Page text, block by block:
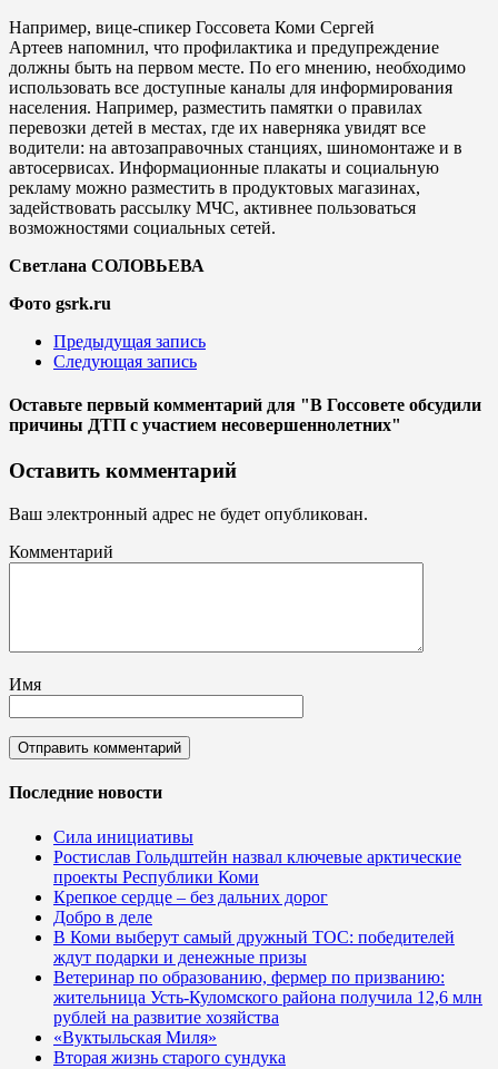
Например, вице-спикер Госсовета Коми Сергей
Артеев напомнил, что профилактика и предупреждение
должны быть на первом месте. По его мнению, необходимо
использовать все доступные каналы для информирования
населения. Например, разместить памятки о правилах
перевозки детей в местах, где их наверняка увидят все
водители: на автозаправочных станциях, шиномонтаже и в
автосервисах. Информационные плакаты и социальную
рекламу можно разместить в продуктовых магазинах,
задействовать рассылку МЧС, активнее пользоваться
возможностями социальных сетей.
Светлана СОЛОВЬЕВА
Фото gsrk.ru
Предыдущая запись
Следующая запись
Оставьте первый комментарий для "В Госсовете обсудили
причины ДТП с участием несовершеннолетних"
Оставить комментарий
Ваш электронный адрес не будет опубликован.
Комментарий
Имя
Последние новости
Сила инициативы
Ростислав Гольдштейн назвал ключевые арктические
проекты Республики Коми
Крепкое сердце – без дальних дорог
Добро в деле
В Коми выберут самый дружный ТОС: победителей
ждут подарки и денежные призы
Ветеринар по образованию, фермер по призванию:
жительница Усть-Куломского района получила 12,6 млн
рублей на развитие хозяйства
«Вуктыльская Миля»
Вторая жизнь старого сундука